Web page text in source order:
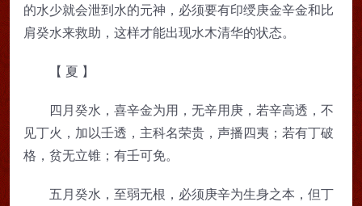
的水少就会泄到水的元神，必须要有印绶庚金辛金和比
肩癸水来救助，这样才能出现水木清华的状态。
【 夏 】
四月癸水，喜辛金为用，无辛用庚，若辛高透，不
见丁火，加以壬透，主科名荣贵，声播四夷；若有丁破
格，贫无立锥；有壬可免。
五月癸水，至弱无根，必须庚辛为生身之本，但丁